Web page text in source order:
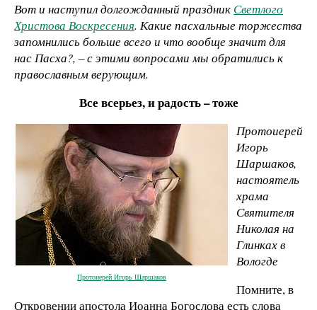
Вот и наступил долгожданный праздник Светлого
Христова Воскресения. Какие пасхальные торжества
запомнились больше всего и что вообще значит для
нас Пасха?, – с этими вопросами мы обратились к
православным верующим.
Все всерьез, и радость – тоже
Протоиерей Игорь Шаршаков
Протоиерей
Игорь
Шаршаков,
настоятель
храма
Святителя
Николая на
Глинках в
Вологде
Помните, в
Откровении апостола Иоанна Богослова есть слова